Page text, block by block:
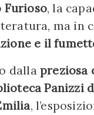
Furioso, la
ma in
e il
dalla preziosa
Panizzi
,